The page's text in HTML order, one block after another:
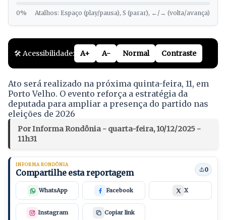
0% Atalhos: Espaço (play/pausa), S (parar), ←/→ (volta/avança)
🛠️ Acessibilidade: A+ A- Normal Contraste
Ato será realizado na próxima quinta-feira, 11, em
Porto Velho. O evento reforça a estratégia da
deputada para ampliar a presença do partido nas
eleições de 2026
Por Informa Rondônia - quarta-feira, 10/12/2025 -
11h31
INFORMA RONDÔNIA
Compartilhe esta reportagem 0
WhatsApp Facebook X
Instagram Copiar link